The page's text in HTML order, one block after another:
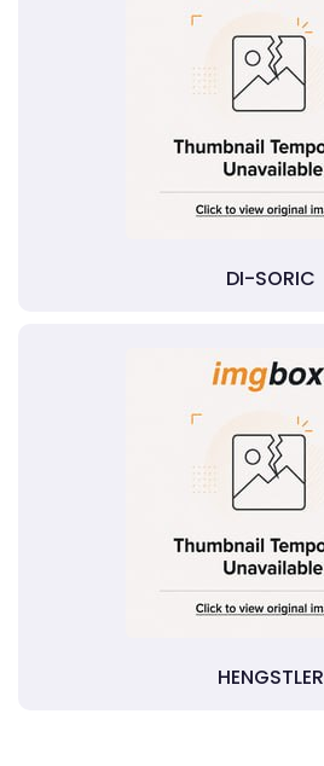
DI-SORIC
HENGSTLER